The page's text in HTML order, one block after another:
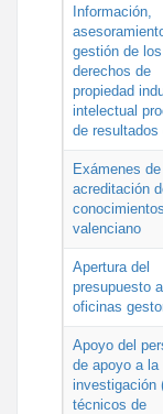
Información,
gestión de los
derechos de
propiedad
intelectual
de resultados
Exámenes de
acreditación
valenciano
Apertura del
presupuesto
oficinas
Apoyo del
de apoyo a la
investigación
técnicos de